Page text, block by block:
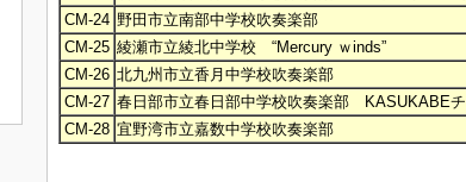
CM-24 野田市立南部中学校吹奏楽部
CM-25 綾瀬市立綾北中学校 “Mercury ｗinds”
CM-26 北九州市立香月中学校吹奏楽部
CM-27 春日部市立春日部中学校吹奏楽部 KASUKABE
CM-28 宜野湾市立嘉数中学校吹奏楽部